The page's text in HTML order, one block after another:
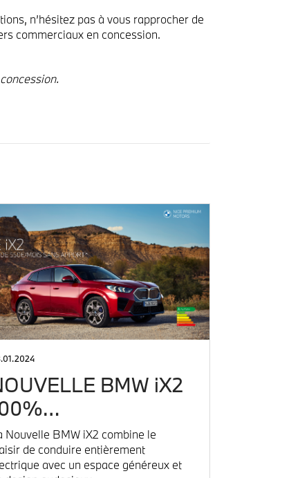
n’hésitez pas à vous rapprocher de
commerciaux en concession.
BMW iX2
Nouvelle BMW iX2 combine le
de conduire entièrement
avec un espace généreux et